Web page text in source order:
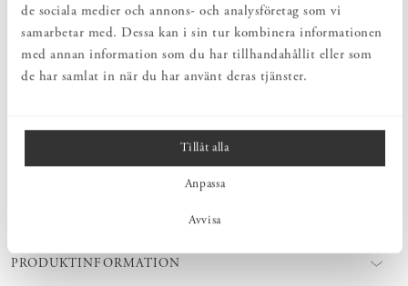
de sociala medier och annons- och analysföretag som vi
samarbetar med. Dessa kan i sin tur kombinera informationen
med annan information som du har tillhandahållit eller som
de har samlat in när du har använt deras tjänster.
Tillåt alla
Anpassa
Avvisa
har både en praktisk och estetisk funktion. Asken är en fin
inredningsdetalj i hemmet och är också den perfekta presenten.
Askarna innehåller 125 st långa tändstickor.
Archivist Gallery grundades i England 1998. Som namnet antyder
PRODUKTINFORMATION